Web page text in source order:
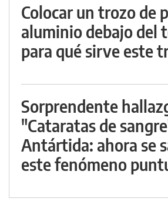
Colocar un trozo de
aluminio debajo del
para qué sirve este
Sorprendente
"Cataratas de
Antártida: ahora se
este fenómeno